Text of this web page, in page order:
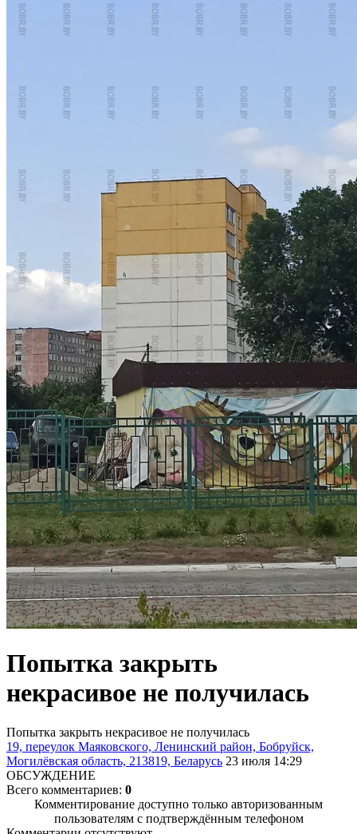
Попытка закрыть
некрасивое не получилась
Попытка закрыть некрасивое не получилась
19, переулок Маяковского, Ленинский район, Бобруйск,
Могилёвская область, 213819, Беларусь 23 июля 14:29
ОБСУЖДЕНИЕ
Всего комментариев: 0
Комментирование доступно только авторизованным
пользователям с подтверждённым телефоном